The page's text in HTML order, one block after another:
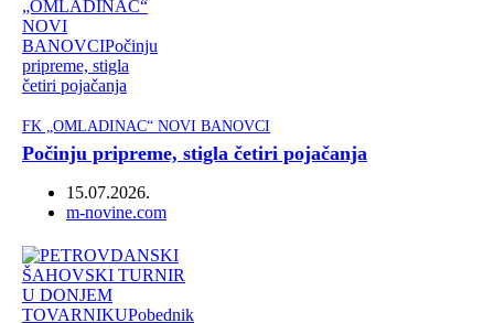
FK „OMLADINAC“ NOVI BANOVCI
Počinju pripreme, stigla četiri pojačanja
15.07.2026.
Author
m-novine.com